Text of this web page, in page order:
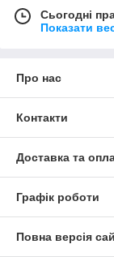
Сьогодні
Показати
Про нас
Контакти
Доставка та
Графік роботи
Повна версія